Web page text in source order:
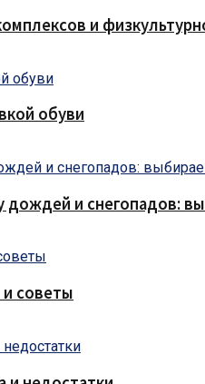
и
обуви
дождей и снегопадов:
советы